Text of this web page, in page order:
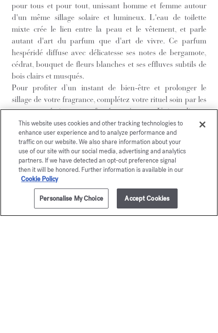
PRÉVENEZ-MOI 300,00 €
pour tous et pour tout, unissant homme et femme autour
d'un même sillage solaire et lumineux. L'eau de toilette
mixte crée le lien entre la peau et le vêtement, et parle
autant d'art du parfum que d'art de vivre. Ce parfum
hespéridé diffuse avec délicatesse ses notes de bergamote,
cédrat, bouquet de fleurs blanches et ses effluves subtils de
bois clairs et musqués.
Pour profiter d’un instant de bien-être et prolonger le
sillage de votre fragrance, complétez votre rituel soin par les
autres créations parfumées Aqua Universalis :
le gel moussant pour les mains et le corps,
le lait pour le corps,l’huile pour le corps
la brume parfumante cheveux,
la crème pour les mains etle savon solide.
DÉCOUVRIR
This website uses cookies and other tracking technologies to
enhance user experience and to analyze performance and
traffic on our website. We also share information about your
use of our site with our social media, advertising and analytics
partners. If we have detected an opt-out preference signal
then it will be honored. Further information is available in our
Cookie Policy
Personalise My Choice Accept Cookies